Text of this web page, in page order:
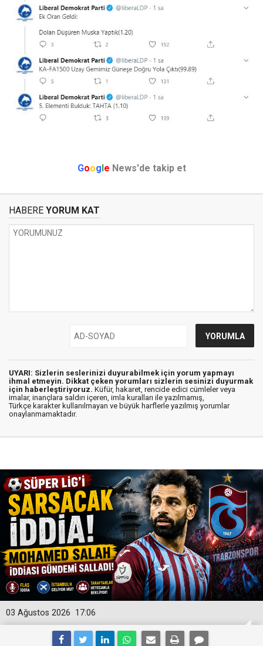
Google News'de takip et
HABERE YORUM KAT
UYARI: Sizlerin seslerinizi duyurabilmek için yorum yapmayı
ihmal etmeyin. Dikkat çeken yorumları sizlerin sesinizi duyurmak
için haberleştiriyoruz. Küfür, hakaret, rencide edici cümleler veya
imalar, inançlara saldırı içeren, imla kuralları ile yazılmamış,
Türkçe karakter kullanılmayan ve büyük harflerle yazılmış yorumlar
onaylanmamaktadır.
17:06
03 Ağustos 2026